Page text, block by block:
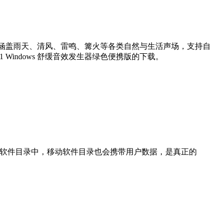
雨天、清风、雷鸣、篝火等各类自然与生活声场，支持自
舒缓音效发生器绿色便携版的下载。
件目录中，移动软件目录也会携带用户数据，是真正的